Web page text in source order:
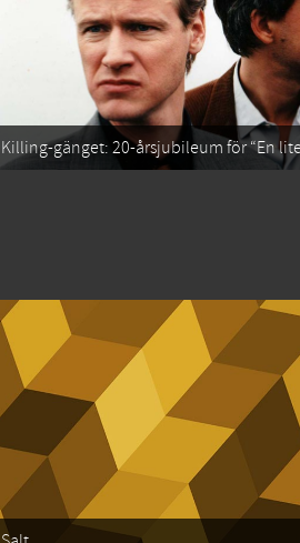
Killing-gänget: 20-årsjubileum för “En